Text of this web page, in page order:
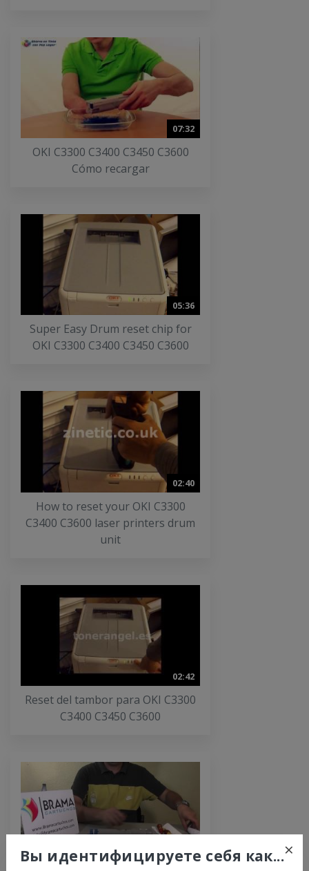
07:32
OKI C3300 C3400 C3450 C3600
Cómo recargar
05:36
Super Easy Drum reset chip for
OKI C3300 C3400 C3450 C3600
02:40
How to reset your OKI C3300
C3400 C3600 laser printers drum
unit
02:42
Reset del tambor para OKI C3300
C3400 C3450 C3600
03:14
Вы идентифицируете себя как...×